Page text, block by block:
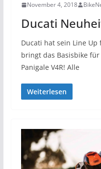
November 4, 2018
Ducati
Ducati hat sein Line
bringt das Basisbike
Panigale V4R! Alle
Weiterlesen